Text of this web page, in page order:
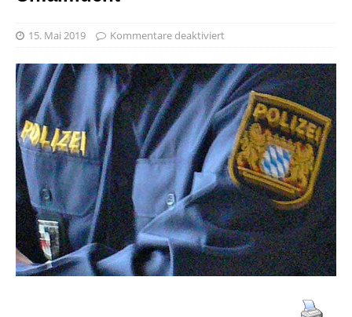
15. Mai 2019 Kommentare deaktiviert